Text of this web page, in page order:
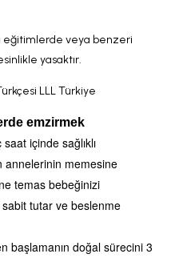
eğitimlerde veya benzeri
yasaktır.
LLL Türkiye
emzirmek
içinde sağlıklı
annelerinin memesine
temas bebeğinizi
sabit tutar ve beslenme
başlamanın doğal sürecini 3